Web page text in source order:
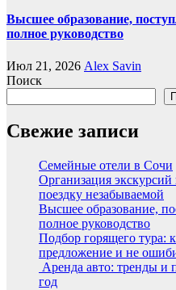
Высшее образование,
полное руководство
Июл 21, 2026 Alex Savin
Поиск
Свежие записи
Семейные отели в Сочи
Организация
поездку незабываемой
Высшее образование,
полное руководство
Подбор горящего тура:
предложение и не
Аренда авто: тренды и
год